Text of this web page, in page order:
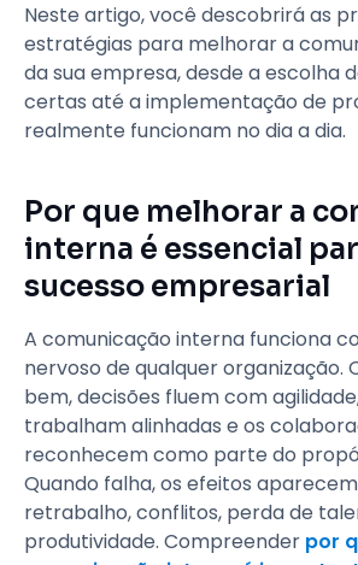
Neste artigo, você descobrirá as
estratégias para melhorar a
da sua empresa, desde a escolha
certas até a implementação de
realmente funcionam no dia a dia.
Por que melhorar a
interna é essencial
sucesso empresarial
A comunicação interna funciona
nervoso de qualquer organização.
bem, decisões fluem com
trabalham alinhadas e os
reconhecem como parte do
Quando falha, os efeitos
retrabalho, conflitos, perda de
produtividade. Compreender por